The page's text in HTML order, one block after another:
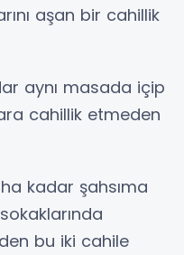
aşan bir cahillik
aynı masada içip
cahillik etmeden
kadar şahsıma
bu iki cahile